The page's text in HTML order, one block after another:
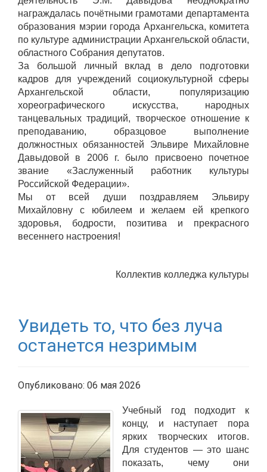
награждалась почётными грамотами департамента
образования мэрии города Архангельска, комитета
по культуре администрации Архангельской области,
областного Собрания депутатов.
За большой личный вклад в дело подготовки
кадров для учреждений социокультурной сферы
Архангельской области, популяризацию
хореографического искусства, народных
танцевальных традиций, творческое отношение к
преподаванию, образцовое выполнение
должностных обязанностей Эльвире Михайловне
Давыдовой в 2006 г. было присвоено почетное
звание «Заслуженный работник культуры
Российской Федерации».
Мы от всей души поздравляем Эльвиру
Михайловну с юбилеем и желаем ей крепкого
здоровья, бодрости, позитива и прекрасного
весеннего настроения!
Коллектив колледжа культуры
Увидеть то, что без луча
останется незримым
Опубликовано: 06 мая 2026
Учебный год подходит к
концу, и наступает пора
ярких творческих итогов.
Для студентов — это шанс
показать, чему они